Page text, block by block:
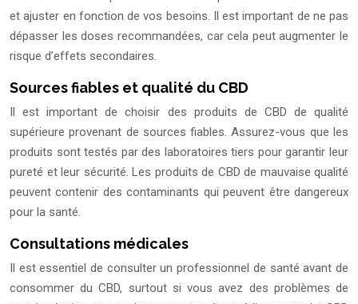
et ajuster en fonction de vos besoins. Il est important de ne pas
dépasser les doses recommandées, car cela peut augmenter le
risque d’effets secondaires.
Sources fiables et qualité du CBD
Il est important de choisir des produits de CBD de qualité
supérieure provenant de sources fiables. Assurez-vous que les
produits sont testés par des laboratoires tiers pour garantir leur
pureté et leur sécurité. Les produits de CBD de mauvaise qualité
peuvent contenir des contaminants qui peuvent être dangereux
pour la santé.
Consultations médicales
Il est essentiel de consulter un professionnel de santé avant de
consommer du CBD, surtout si vous avez des problèmes de